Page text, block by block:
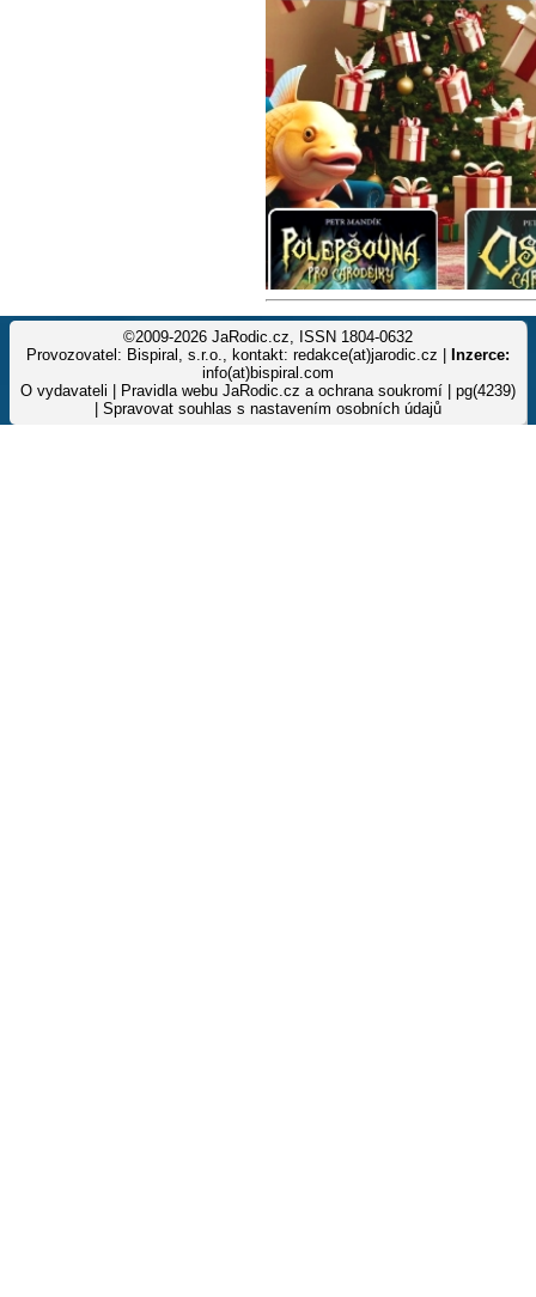
©2009-2026 JaRodic.cz, ISSN 1804-0632
Provozovatel: Bispiral, s.r.o., kontakt: redakce(at)jarodic.cz |
Inzerce:
info(at)bispiral.com
O vydavateli
Pravidla webu JaRodic.cz a ochrana soukromí | pg(4239)
Spravovat souhlas s nastavením osobních údajů